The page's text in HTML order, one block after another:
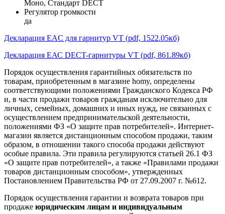
Моно, Стандарт DECT
Регулятор громкости
да
Декларация EAC для гарнитур VT (pdf, 1522.05кб)
Декларация ЕАС DECT-гарнитуры VT (pdf, 861.89кб)
Порядок осуществления гарантийных обязательств по
товарам, приобретенным в магазине homy, определены
соответствующими положениями Гражданского Кодекса РФ
и, в части продажи товаров гражданам исключительно для
личных, семейных, домашних и иных нужд, не связанных с
осуществлением предпринимательской деятельности,
положениями ФЗ «О защите прав потребителей». Интернет-
магазин является дистанционным способом продажи, таким
образом, в отношении такого способа продажи действуют
особые правила. Эти правила регулируются статьей 26.1 ФЗ
«О защите прав потребителей», а также «Правилами продажи
товаров дистанционным способом», утвержденных
Постановлением Правительства РФ от 27.09.2007 г. №612.
Порядок осуществления гарантии и возврата товаров при
продаже юридическим лицам и индивидуальным